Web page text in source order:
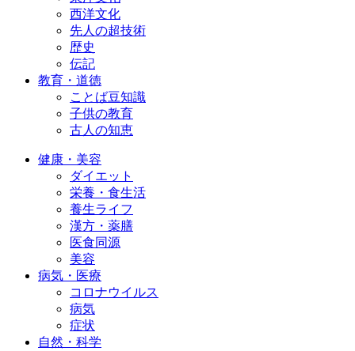
西洋文化
先人の超技術
歴史
伝記
教育・道徳
ことば豆知識
子供の教育
古人の知恵
健康・美容
ダイエット
栄養・食生活
養生ライフ
漢方・薬膳
医食同源
美容
病気・医療
コロナウイルス
病気
症状
自然・科学